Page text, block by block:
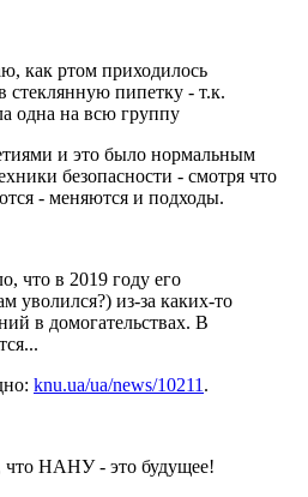
как ртом приходилось
стеклянную пипетку - т.к.
одна на всю группу
и это было нормальным
безопасности - смотря что
- меняются и подходы.
что в 2019 году его
уволился?) из-за каких-то
в домогательствах. В
knu.ua/ua/news/10211 .
что НАНУ - это будущее!